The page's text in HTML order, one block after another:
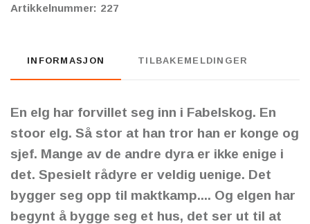
Artikkelnummer: 227
INFORMASJON TILBAKEMELDINGER
En elg har forvillet seg inn i Fabelskog. En
stoor elg. Så stor at han tror han er konge og
sjef. Mange av de andre dyra er ikke enige i
det. Spesielt rådyre er veldig uenige. Det
bygger seg opp til maktkamp.... Og elgen har
begynt å bygge seg et hus, det ser ut til at